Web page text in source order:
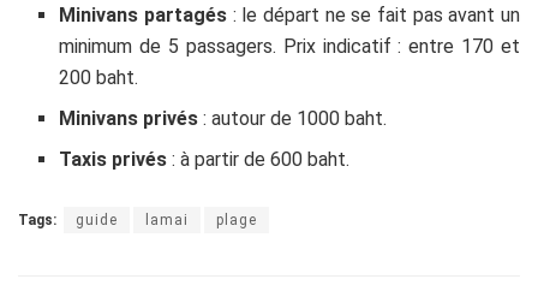
Minivans partagés: le départ ne se fait pas avant un
minimum de 5 passagers. Prix indicatif : entre 170 et
200 baht.
Minivans privés : autour de 1000 baht.
Taxis privés : à partir de 600 baht.
Tags: guide lamai plage